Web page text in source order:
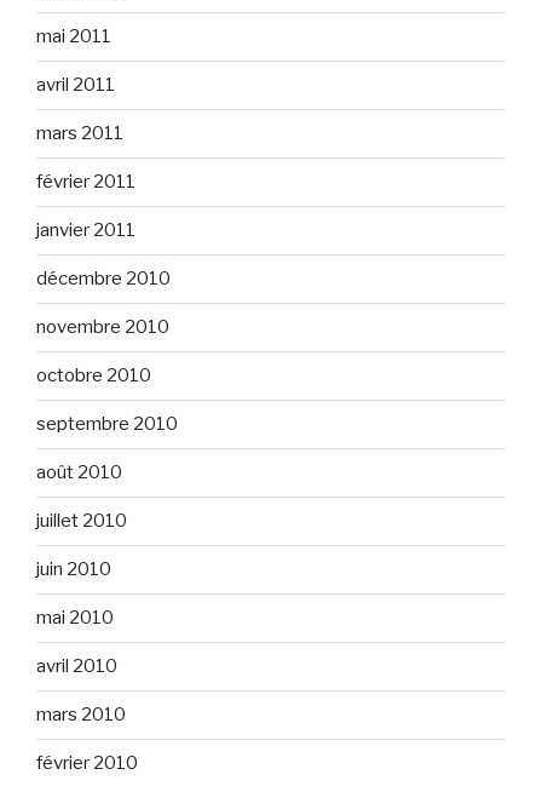
mai 2011
avril 2011
mars 2011
février 2011
janvier 2011
décembre 2010
novembre 2010
octobre 2010
septembre 2010
août 2010
juillet 2010
juin 2010
mai 2010
avril 2010
mars 2010
février 2010